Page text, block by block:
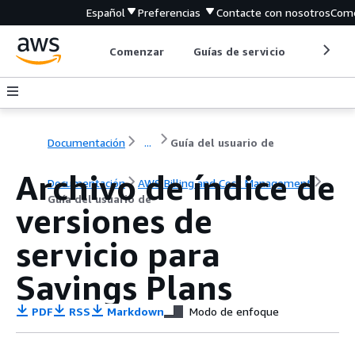
Español Preferencias Contacte con nosotros
Comenzar Guías de servicio
Documentación ... Guía del usuario de
Documentación
AWS Billing and Cost Management
Guía del usuario de
Archivo de índice de
versiones de
servicio para
Savings Plans
PDF RSS Markdown Modo de enfoque